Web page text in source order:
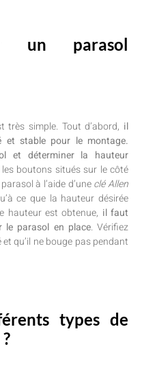
un parasol
simple. Tout d’abord, il
stable pour le montage.
et déterminer la hauteur
boutons situés sur le côté
à l’aide d’uneclé Allen
ce que la hauteur désirée
hauteur est obtenue, il faut
le parasol en place. Vérifiez
qu’il ne bouge pas pendant
types de